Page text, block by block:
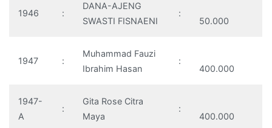
1946 :
DANA-AJENG
SWASTI FISNAENI
:
50.000
1947 :
Muhammad Fauzi
Ibrahim Hasan
:
400.000
1947-
A
:
Gita Rose Citra
Maya
:
400.000